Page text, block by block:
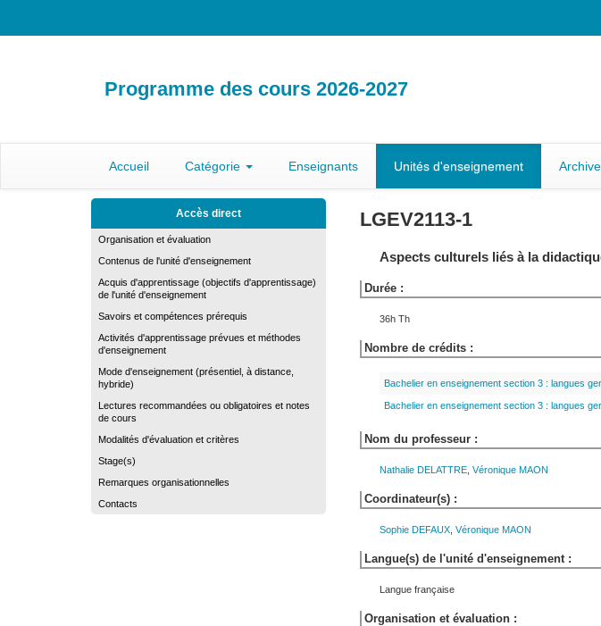
Programme des cours 2026-2027
Accueil Catégorie Enseignants Unités d'enseignement
Accès direct
Organisation et évaluation
Contenus de l'unité d'enseignement
Acquis d'apprentissage (objectifs d'apprentissage)
de l'unité d'enseignement
Savoirs et compétences prérequis
Activités d'apprentissage prévues et méthodes
d'enseignement
Mode d'enseignement (présentiel, à distance,
hybride)
Lectures recommandées ou obligatoires et notes
de cours
Modalités d'évaluation et critères
Stage(s)
Remarques organisationnelles
Contacts
LGEV2113-1
Aspects culturels liés à la
Durée :
36h Th
Nombre de crédits :
Bachelier en enseignement section 3 : langues
Bachelier en enseignement section 3 : langues
Nom du professeur :
Nathalie DELATTRE, Véronique MAON
Coordinateur(s) :
Sophie DEFAUX, Véronique MAON
Langue(s) de l'unité d'enseignement :
Langue française
Organisation et évaluation :